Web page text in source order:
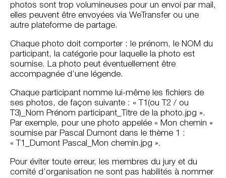
photos sont trop volumineuses pour un envoi par mail,
elles peuvent être envoyées via WeTransfer ou une
autre plateforme de partage.
Chaque photo doit comporter : le prénom, le NOM du
participant, la catégorie pour laquelle la photo est
soumise. La photo peut éventuellement être
accompagnée d’une légende.
Chaque participant nomme lui-même les fichiers de
ses photos, de façon suivante : « T1(ou T2 / ou
T3)_Nom Prénom participant_Titre de la photo.jpg ».
Par exemple, pour une photo appelée « Mon chemin »
soumise par Pascal Dumont dans le thème 1 :
« T1_Dumont Pascal_Mon chemin.jpg ».
Pour éviter toute erreur, les membres du jury et du
comité d’organisation ne sont pas habilités à nommer